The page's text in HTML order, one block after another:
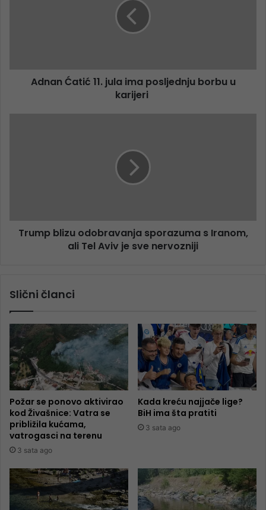
Adnan Ćatić 11. jula ima posljednju borbu u
karijeri
Trump blizu odobravanja sporazuma s Iranom,
ali Tel Aviv je sve nervozniji
Slični članci
Požar se ponovo aktivirao
kod Živašnice: Vatra se
približila kućama,
vatrogasci na terenu
3 sata ago
Kada kreću najjače lige?
BiH ima šta pratiti
3 sata ago